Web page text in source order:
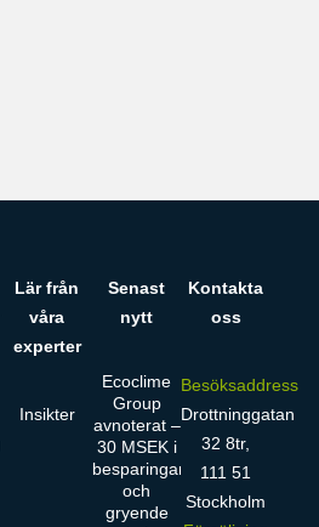
Lär från
våra
experter
Insikter
Senast
nytt
Ecoclime
Group
avnoterat –
30 MSEK i
besparingar
och
gryende
Kontakta
oss
Besöksaddress
Drottninggatan
32 8tr,
111 51
Stockholm